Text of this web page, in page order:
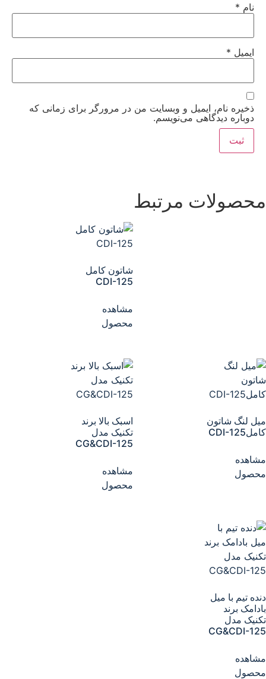
نام *
ایمیل *
ذخیره نام، ایمیل و وبسایت من در مرورگر برای زمانی که
دوباره دیدگاهی می‌نویسم.
محصولات مرتبط
شاتون کامل
CDI-125
مشاهده
محصول
میل لنگ شاتون
کاملCDI-125
مشاهده
محصول
اسبک بالا برند
تکنیک مدل
CG&CDI-125
مشاهده
محصول
دنده تیم با میل
بادامک برند
تکنیک مدل
CG&CDI-125
مشاهده
محصول